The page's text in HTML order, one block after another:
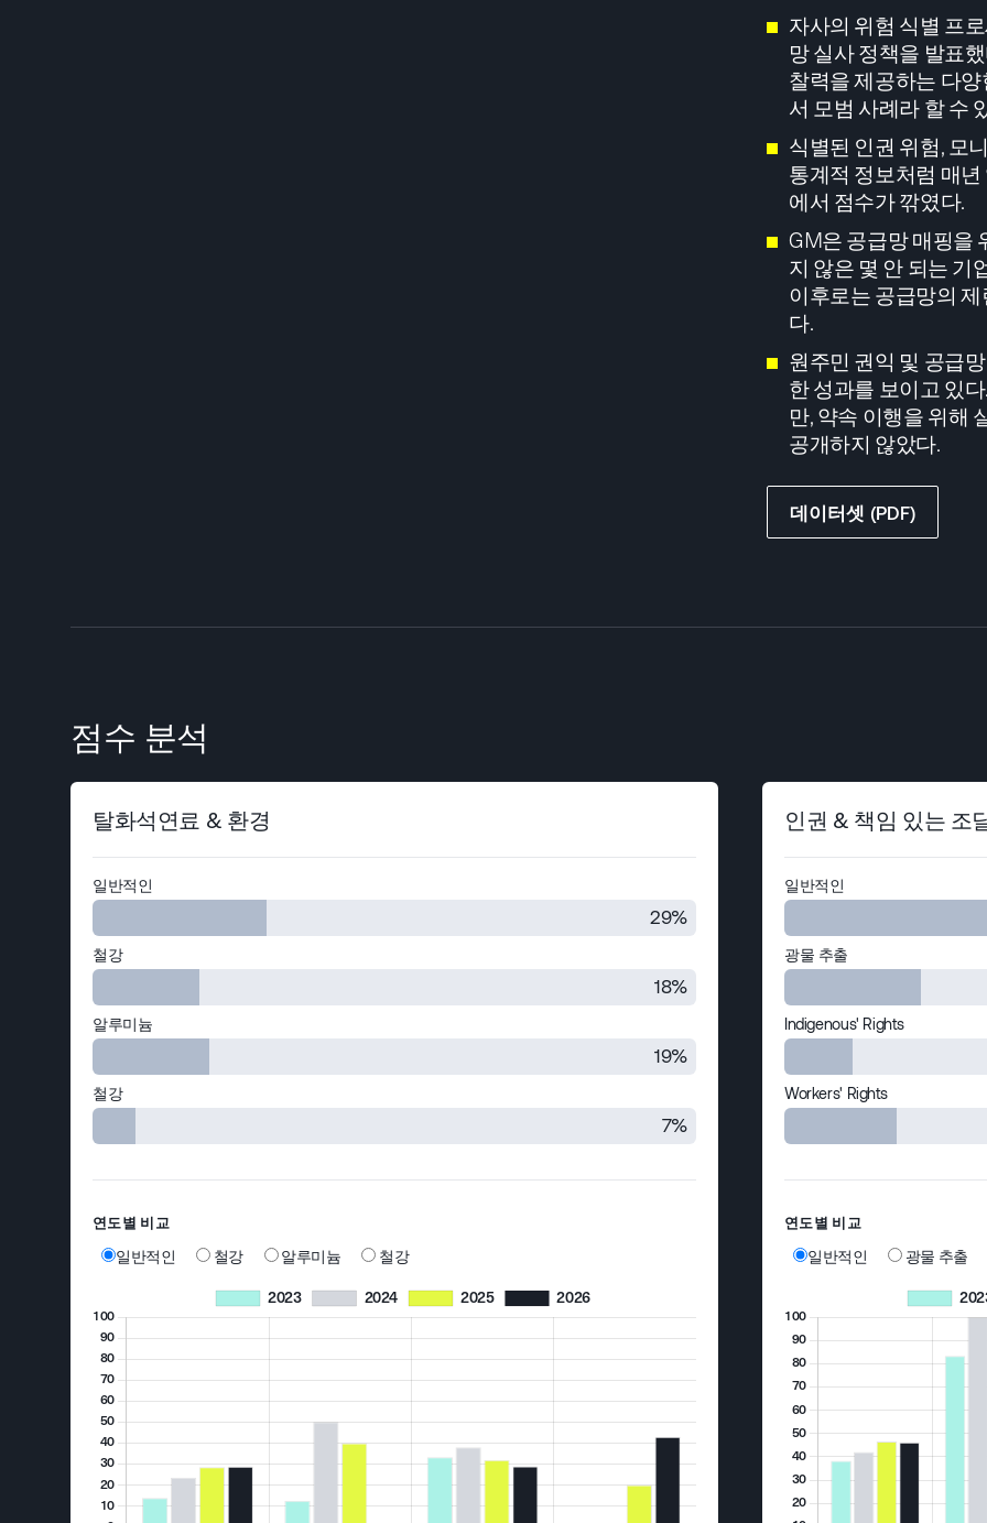
자사의 위험 식별 프
망 실사 정책을 발표
찰력을 제공하는 다
서 모범 사례라 할 수
식별된 인권 위험, 모
통계적 정보처럼 매
에서 점수가 깎였다.
GM은 공급망 매핑을
지 않은 몇 안 되는 기
이후로는 공급망의
다.
원주민 권익 및 공급
한 성과를 보이고 있
만, 약속 이행을 위해
공개하지 않았다.
데이터셋 (PDF)
점수 분석
탈화석연료 & 환경
일반적인
29%
철강
18%
알루미늄
19%
철강
7%
연도별 비교
일반적인
철강 알루미늄 철강
인권 & 책임 있는 조
일반적인
광물 추출
Indigenous' Rights
Workers' Rights
연도별 비교
일반적인
광물 추출